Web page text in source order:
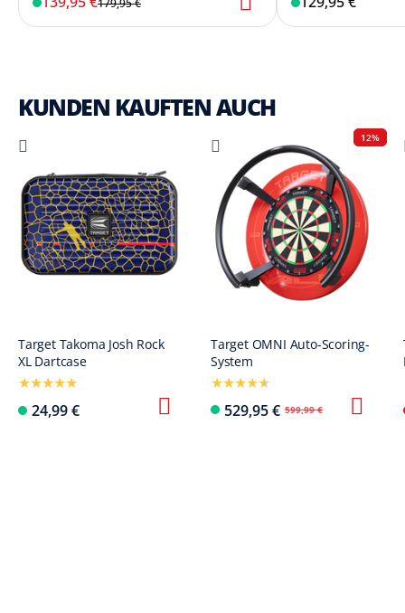
KUNDEN KAUFTEN AUCH
Target Takoma Josh Rock
XL Dartcase
24,99 €
12%
Target OMNI Auto-Scoring-
System
529,95 € 599,99 €